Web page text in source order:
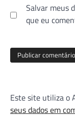
Salvar meus
que eu
Este site utiliza o
seus dados em